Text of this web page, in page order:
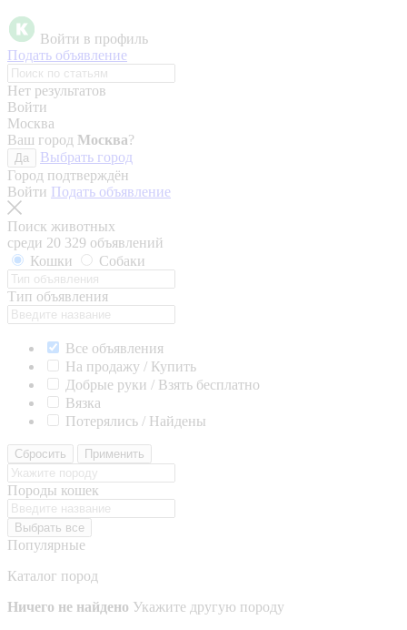
Войти в профиль
Подать объявление
Нет результатов
Войти
Москва
Ваш город Москва?
Да
Выбрать город
Город подтверждён
Войти Подать объявление
Поиск животных
среди 20 329 объявлений
Кошки
Собаки
Тип объявления
Все объявления
На продажу / Купить
Добрые руки / Взять бесплатно
Вязка
Потерялись / Найдены
Сбросить Применить
Породы кошек
Выбрать все
Популярные
Каталог пород
Ничего не найдено Укажите другую породу